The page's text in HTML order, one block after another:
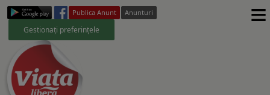
Publica Anunt Anunturi
Gestionați preferințele ≡